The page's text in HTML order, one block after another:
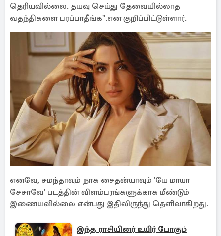
தெரியவில்லை. தயவு செய்து தேவையில்லாத
வதந்திகளை பரப்பாதீங்க".என குறிப்பிட்டுள்ளார்.
எனவே, சமந்தாவும் நாக சைதன்யாவும் 'யே மாயா
சேசாவே' படத்தின் விளம்பரங்களுக்காக மீண்டும்
இணையவில்லை என்பது இதிலிருந்து தெளிவாகிறது.
இந்த ராசியினர் உயிர் போகும்